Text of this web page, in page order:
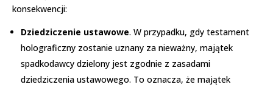
konsekwencji:
Dziedziczenie ustawowe. W przypadku, gdy testament
holograficzny zostanie uznany za nieważny, majątek
spadkodawcy dzielony jest zgodnie z zasadami
dziedziczenia ustawowego. To oznacza, że majątek